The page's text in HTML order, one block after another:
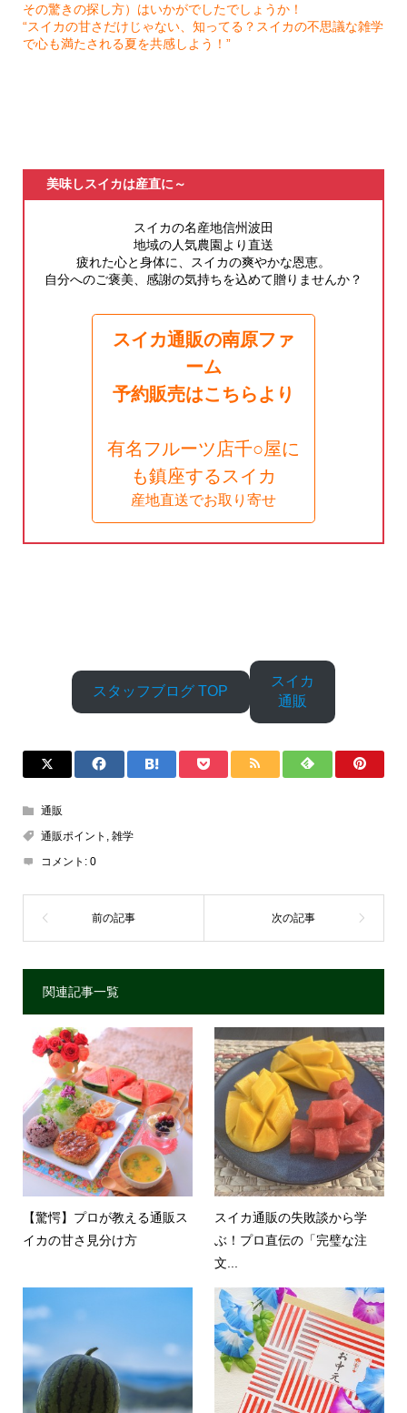
その驚きの探し方）はいかがでしたでしょうか！
“スイカの甘さだけじゃない、知ってる？スイカの不思議な雑学
で心も満たされる夏を共感しよう！”
美味しスイカは産直に～
スイカの名産地信州波田
地域の人気農園より直送
疲れた心と身体に、スイカの爽やかな恩恵。
自分へのご褒美、感謝の気持ちを込めて贈りませんか？
スイカ通販の南原ファ
ーム
予約販売はこちらより
有名フルーツ店千○屋に
も鎮座するスイカ
産地直送でお取り寄せ
スタッフブログ TOP
スイカ
通販
通販
通販ポイント
雑学
コメント: 0
関連記事一覧
【驚愕】プロが教える通販ス
イカの甘さ見分け方
スイカ通販の失敗談から学
ぶ！プロ直伝の「完璧な注
文...